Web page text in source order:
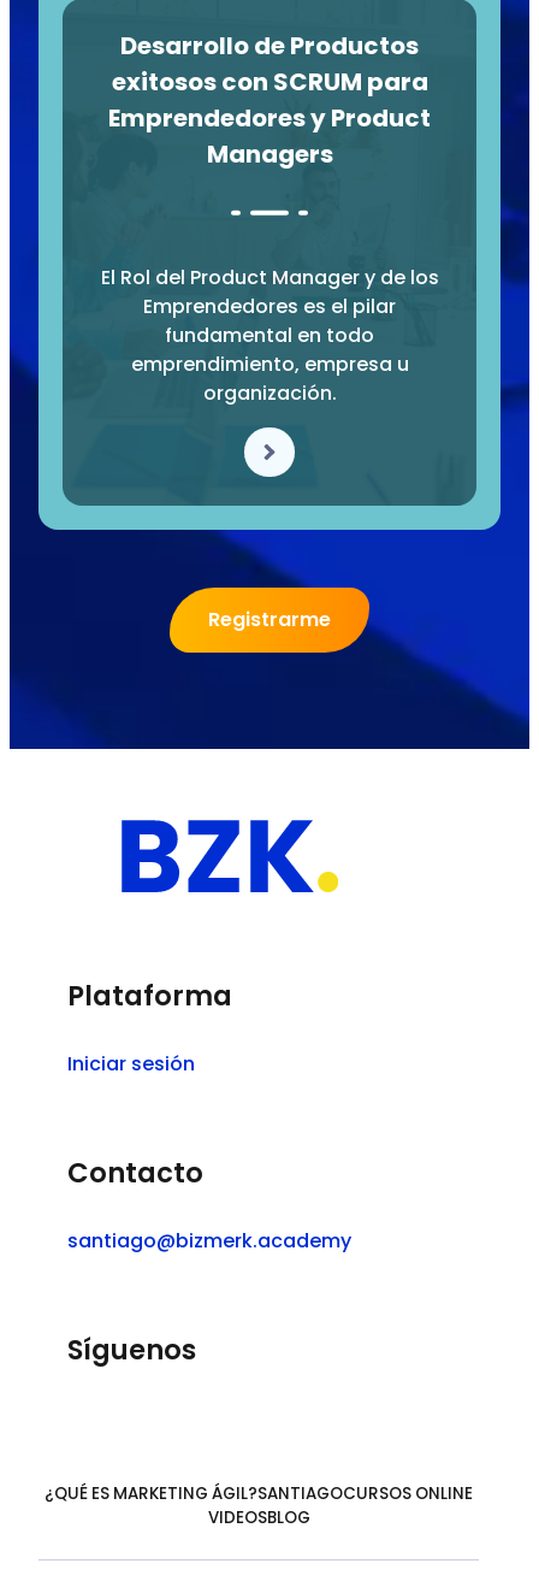
Desarrollo de Productos
exitosos con SCRUM para
Emprendedores y Product
Managers
El Rol del Product Manager y de los
Emprendedores es el pilar
fundamental en todo
emprendimiento, empresa u
organización.
Registrarme
Plataforma
Iniciar sesión
Contacto
santiago@bizmerk.academy
Síguenos
¿QUÉ ES MARKETING ÁGIL?SANTIAGOCURSOS ONLINE
VIDEOSBLOG